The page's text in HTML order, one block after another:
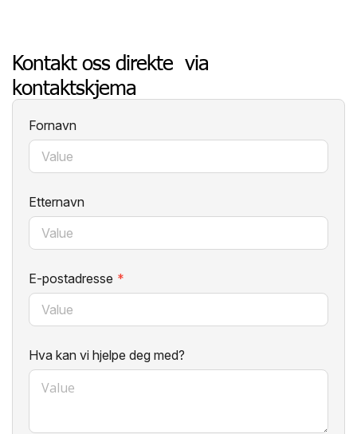
Kontakt oss direkte via
kontaktskjema
Fornavn
Etternavn
E-postadresse *
Hva kan vi hjelpe deg med?